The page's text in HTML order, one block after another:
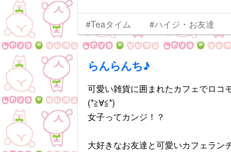
#Teaタイム #ハイジ・お友達
らんらんち♪
可愛い雑貨に囲まれたカフェでロコ
(*≧∀≦*)
女子ってカンジ！？
大好きなお友達と可愛いカフェラン